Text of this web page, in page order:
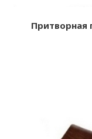
Притворная